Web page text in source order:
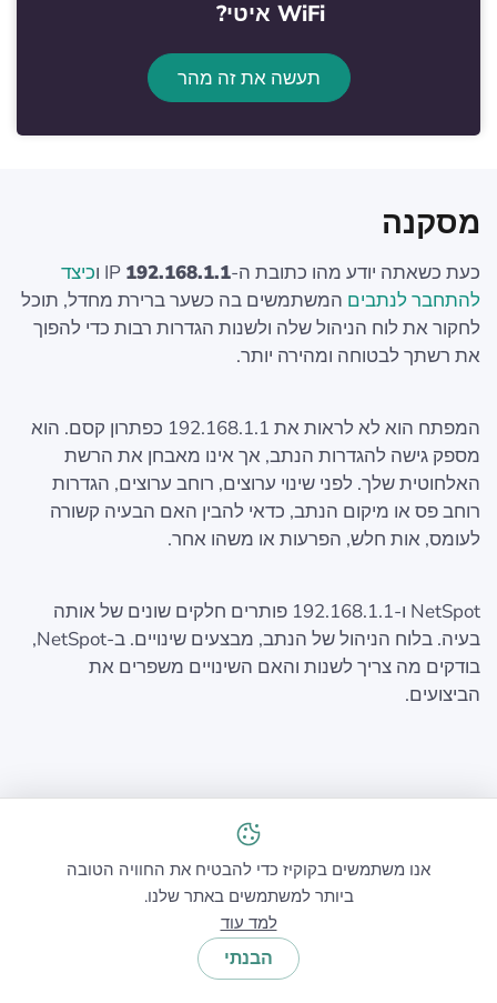
WiFi איטי?
תעשה את זה מהר
מסקנה
כעת כשאתה יודע מהו כתובת ה-IP192.168.1.1 וכיצד
להתחבר לנתבים המשתמשים בה כשער ברירת מחדל, תוכל
לחקור את לוח הניהול שלה ולשנות הגדרות רבות כדי להפוך
את רשתך לבטוחה ומהירה יותר.
המפתח הוא לא לראות את 192.168.1.1 כפתרון קסם. הוא
מספק גישה להגדרות הנתב, אך אינו מאבחן את הרשת
האלחוטית שלך. לפני שינוי ערוצים, רוחב ערוצים, הגדרות
רוחב פס או מיקום הנתב, כדאי להבין האם הבעיה קשורה
לעומס, אות חלש, הפרעות או משהו אחר.
NetSpot ו-192.168.1.1 פותרים חלקים שונים של אותה
בעיה. בלוח הניהול של הנתב, מבצעים שינויים. ב-NetSpot,
בודקים מה צריך לשנות והאם השינויים משפרים את
הביצועים.
כתובת IP של נתב 192.168.1.1 -
שאלות נפוצות
אנו משתמשים בקוקיז כדי להבטיח את החוויה הטובה
ביותר למשתמשים באתר שלנו.
למד עוד
הבנתי